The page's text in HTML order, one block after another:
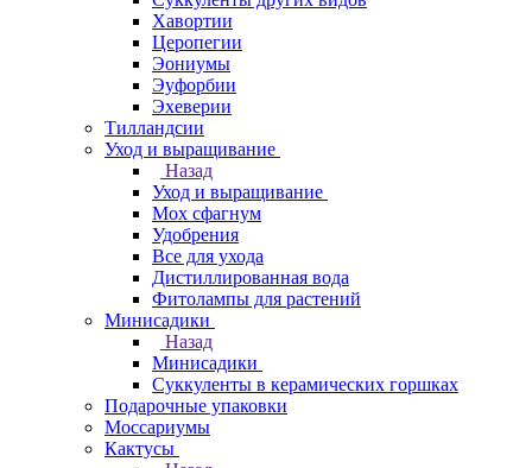
Хавортии
Церопегии
Эониумы
Эуфорбии
Эхеверии
Тилландсии
Уход и выращивание
Назад
Уход и выращивание
Мох сфагнум
Удобрения
Все для ухода
Дистиллированная вода
Фитолампы для растений
Минисадики
Назад
Минисадики
Суккуленты в керамических горшках
Подарочные упаковки
Моссариумы
Кактусы